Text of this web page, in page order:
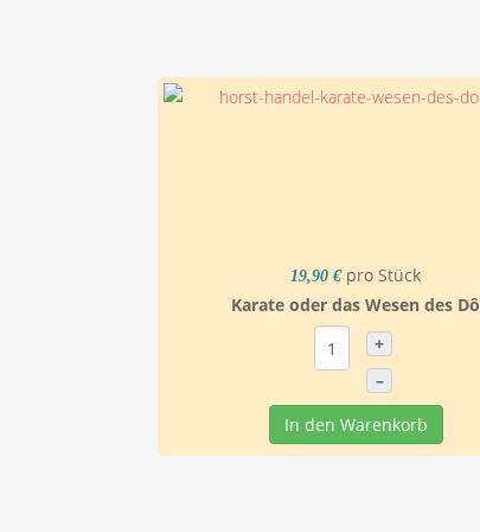
19,90 € pro Stück
Karate oder das Wesen des Dô
+
–
In den Warenkorb